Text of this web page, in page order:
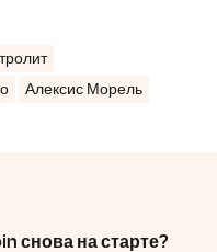
Алексис Морель
снова на старте?